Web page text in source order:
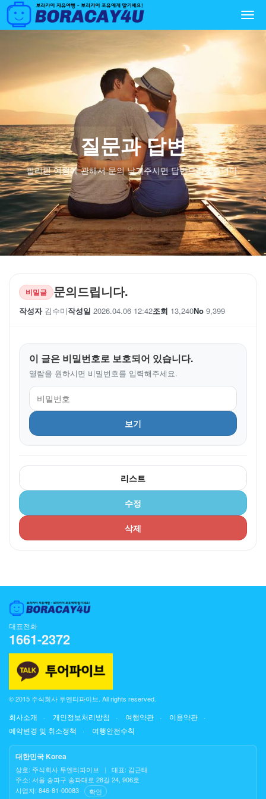
질문과 답변
필리핀 여행에 관해서 문의 남겨주시면 답변드리겠습니다.
비밀글 문의드립니다.
작성자김수미작성일 2026.04.06 12:42조회 13,240No 9,399
이 글은 비밀번호로 보호되어 있습니다.
열람을 원하시면 비밀번호를 입력해주세요.
보기
리스트
수정
삭제
대표전화
1661-2372
© 2015 주식회사 투엔티파이브. All rights reserved.
회사소개 개인정보처리방침 여행약관
이용약관
예약변경 및 취소정책
여행안전수칙
대한민국 Korea
상호: 주식회사 투엔티파이브 |
대표: 김근태
주소: 서울 송파구 송파대로 28길 24, 906호
사업자: 846-81-00083
확인